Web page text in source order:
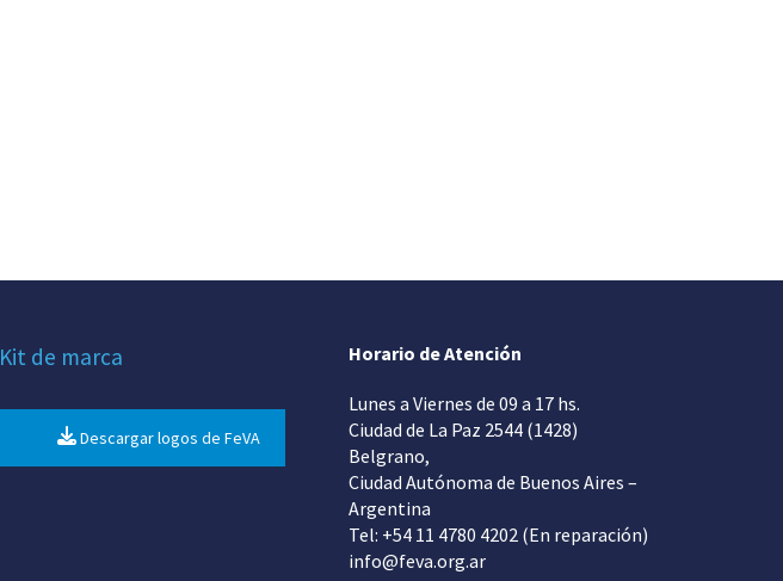
Kit de marca
Descargar logos de FeVA
Horario de Atención
Lunes a Viernes de 09 a 17 hs.
Ciudad de La Paz 2544 (1428)
Belgrano,
Ciudad Autónoma de Buenos Aires –
Argentina
Tel: +54 11 4780 4202 (En reparación)
info@feva.org.ar